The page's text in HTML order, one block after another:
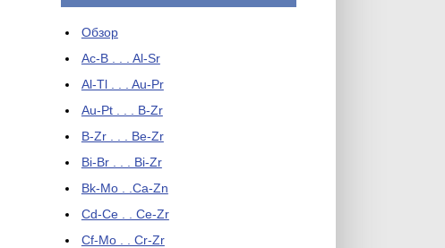
Обзор
Ac-B . . . Al-Sr
Al-Tl . . . Au-Pr
Au-Pt . . . B-Zr
B-Zr . . . Be-Zr
Bi-Br . . . Bi-Zr
Bk-Mo . .Ca-Zn
Cd-Ce . . Ce-Zr
Cf-Mo . . Cr-Zr